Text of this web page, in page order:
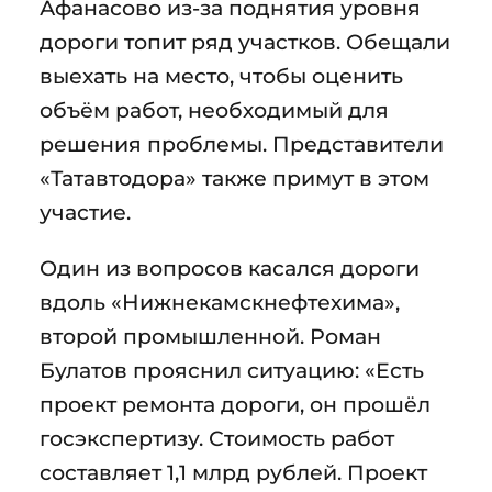
Афанасово из-за поднятия уровня
дороги топит ряд участков. Обещали
выехать на место, чтобы оценить
объём работ, необходимый для
решения проблемы. Представители
«Татавтодора» также примут в этом
участие.
Один из вопросов касался дороги
вдоль «Нижнекамскнефтехима»,
второй промышленной. Роман
Булатов прояснил ситуацию: «Есть
проект ремонта дороги, он прошёл
госэкспертизу. Стоимость работ
составляет 1,1 млрд рублей. Проект